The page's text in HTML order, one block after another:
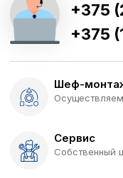
+375
+375
Шеф-
Сервис
Собственный